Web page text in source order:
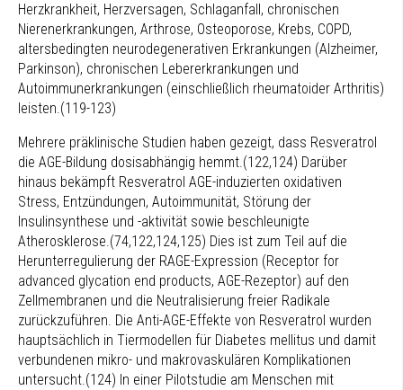
Herzkrankheit, Herzversagen, Schlaganfall, chronischen
Nierenerkrankungen, Arthrose, Osteoporose, Krebs, COPD,
altersbedingten neurodegenerativen Erkrankungen (Alzheimer,
Parkinson), chronischen Lebererkrankungen und
Autoimmunerkrankungen (einschließlich rheumatoider Arthritis)
leisten.(119-123)
Mehrere präklinische Studien haben gezeigt, dass Resveratrol
die AGE-Bildung dosisabhängig hemmt.(122,124) Darüber
hinaus bekämpft Resveratrol AGE-induzierten oxidativen
Stress, Entzündungen, Autoimmunität, Störung der
Insulinsynthese und -aktivität sowie beschleunigte
Atherosklerose.(74,122,124,125) Dies ist zum Teil auf die
Herunterregulierung der RAGE-Expression (Receptor for
advanced glycation end products, AGE-Rezeptor) auf den
Zellmembranen und die Neutralisierung freier Radikale
zurückzuführen. Die Anti-AGE-Effekte von Resveratrol wurden
hauptsächlich in Tiermodellen für Diabetes mellitus und damit
verbundenen mikro- und makrovaskulären Komplikationen
untersucht.(124) In einer Pilotstudie am Menschen mit